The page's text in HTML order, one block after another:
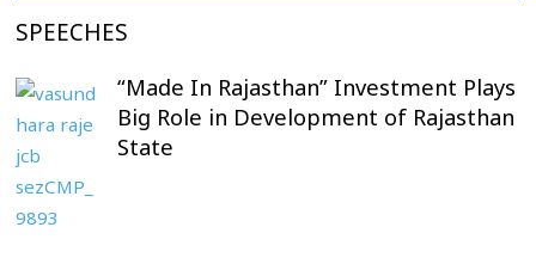
SPEECHES
“Made In Rajasthan” Investment Plays
Big Role in Development of Rajasthan
State